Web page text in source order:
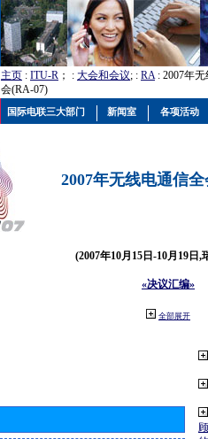
主页 : ITU-R ； : 大会和会议; : RA: 2007年
会(RA-07)
2007年无线电通信
(2007年10月15日-10月19日,
«决议汇编»
全部展开
国际电联三大部门 新闻室 各项活动